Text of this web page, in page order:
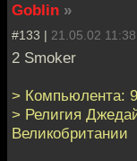
Goblin »
#133 | 21.05.02 11:38
2 Smoker
> Компьюлента:
> Религия
Великобритании